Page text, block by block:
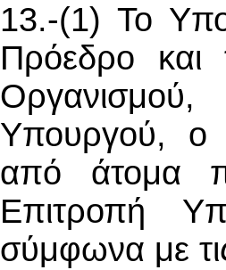
13.-(1) Το
Πρόεδρο και
Υπουργού, ο
από άτομα
Επιτροπή
σύμφωνα με